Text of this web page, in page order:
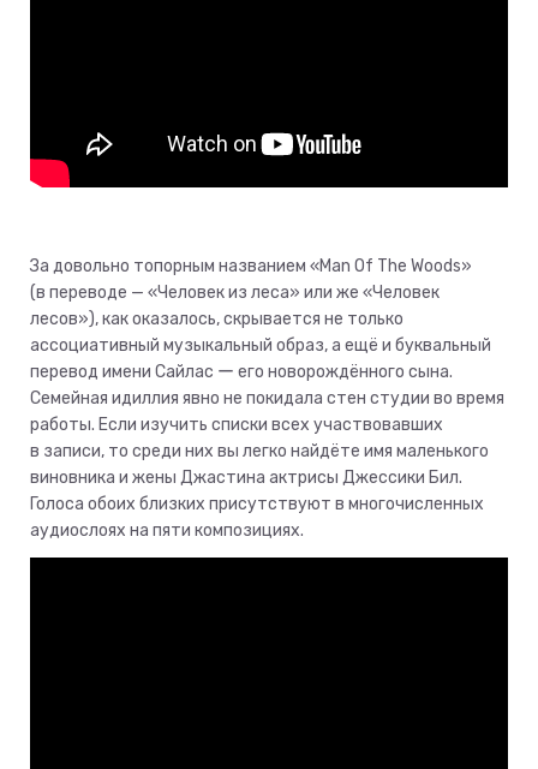
За довольно топорным названием «Man Of The Woods»
(в переводе — «Человек из леса» или же «Человек
лесов»), как оказалось, скрывается не только
ассоциативный музыкальный образ, а ещё и буквальный
перевод имени Сайлас ー его новорождённого сына.
Семейная идиллия явно не покидала стен студии во время
работы. Если изучить списки всех участвовавших
в записи, то среди них вы легко найдёте имя маленького
виновника и жены Джастина актрисы Джессики Бил.
Голоса обоих близких присутствуют в многочисленных
аудиослоях на пяти композициях.